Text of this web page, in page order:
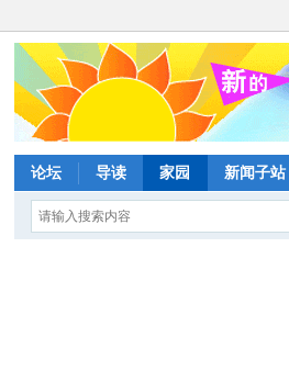
论坛 导读 家园 新闻子站